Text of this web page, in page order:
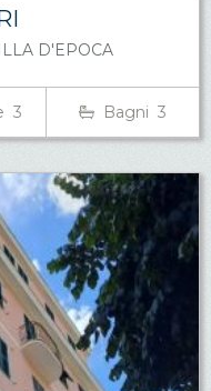
D'EPOCA
3 Bagni 3